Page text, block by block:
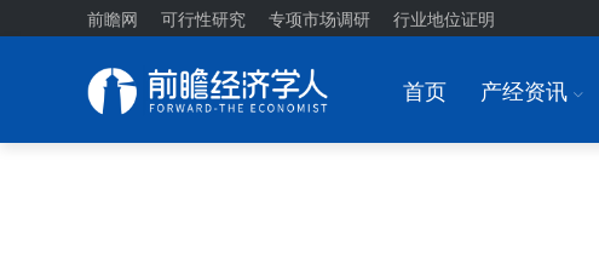
前瞻网 可行性研究 专项市场调研 行业地位证明
首页 产经资讯 I